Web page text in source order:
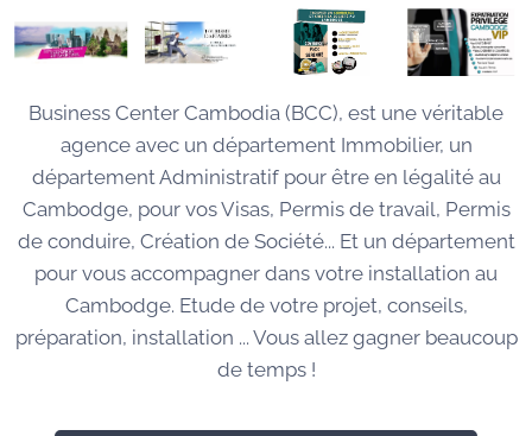
Business Center Cambodia (BCC), est une véritable
agence avec un département Immobilier, un
département Administratif pour être en légalité au
Cambodge, pour vos Visas, Permis de travail, Permis
de conduire, Création de Société... Et un département
pour vous accompagner dans votre installation au
Cambodge. Etude de votre projet, conseils,
préparation, installation ... Vous allez gagner beaucoup
de temps !